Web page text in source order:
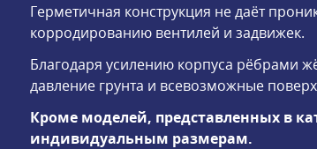
Герметичная конструкция не даёт
корродированию вентилей и задвижек.
Благодаря усилению корпуса рёбрами
давление грунта и всевозможные
Кроме моделей, представленных в
индивидуальным размерам.